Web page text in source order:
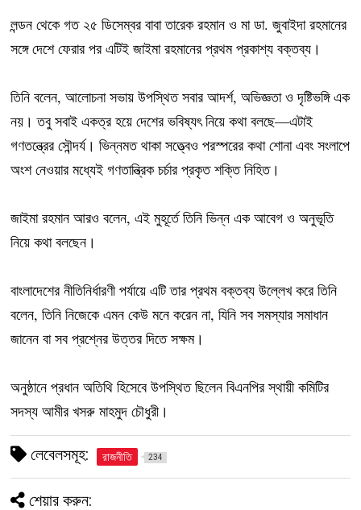
লন্ডন থেকে গত ২৫ ডিসেম্বর বাবা তারেক রহমান ও মা ডা. জুবাইদা রহমানের
সঙ্গে দেশে ফেরার পর এটিই জাইমা রহমানের প্রথম প্রকাশ্য বক্তব্য।
তিনি বলেন, আলোচনা সভায় উপস্থিত সবার আদর্শ, অভিজ্ঞতা ও দৃষ্টিভঙ্গি এক
নয়। তবু সবাই একত্র হয়ে দেশের ভবিষ্যৎ নিয়ে কথা বলছে—এটাই
গণতন্ত্রের সৌন্দর্য। ভিন্নমত থাকা সত্ত্বেও পরস্পরের কথা শোনা এবং সংলাপে
অংশ নেওয়ার মধ্যেই গণতান্ত্রিক চর্চার প্রকৃত শক্তি নিহিত।
জাইমা রহমান আরও বলেন, এই মুহূর্তে তিনি ভিন্ন এক আবেগ ও অনুভূতি
নিয়ে কথা বলছেন।
বাংলাদেশের নীতিনির্ধারণী পর্যায়ে এটি তার প্রথম বক্তব্য উল্লেখ করে তিনি
বলেন, তিনি নিজেকে এমন কেউ মনে করেন না, যিনি সব সমস্যার সমাধান
জানেন বা সব প্রশ্নের উত্তর দিতে সক্ষম।
অনুষ্ঠানে প্রধান অতিথি হিসেবে উপস্থিত ছিলেন বিএনপির স্থায়ী কমিটির
সদস্য আমীর খসরু মাহমুদ চৌধুরী।
লেবেলসমূহ: রাজনীতি 234
শেয়ার করুন: